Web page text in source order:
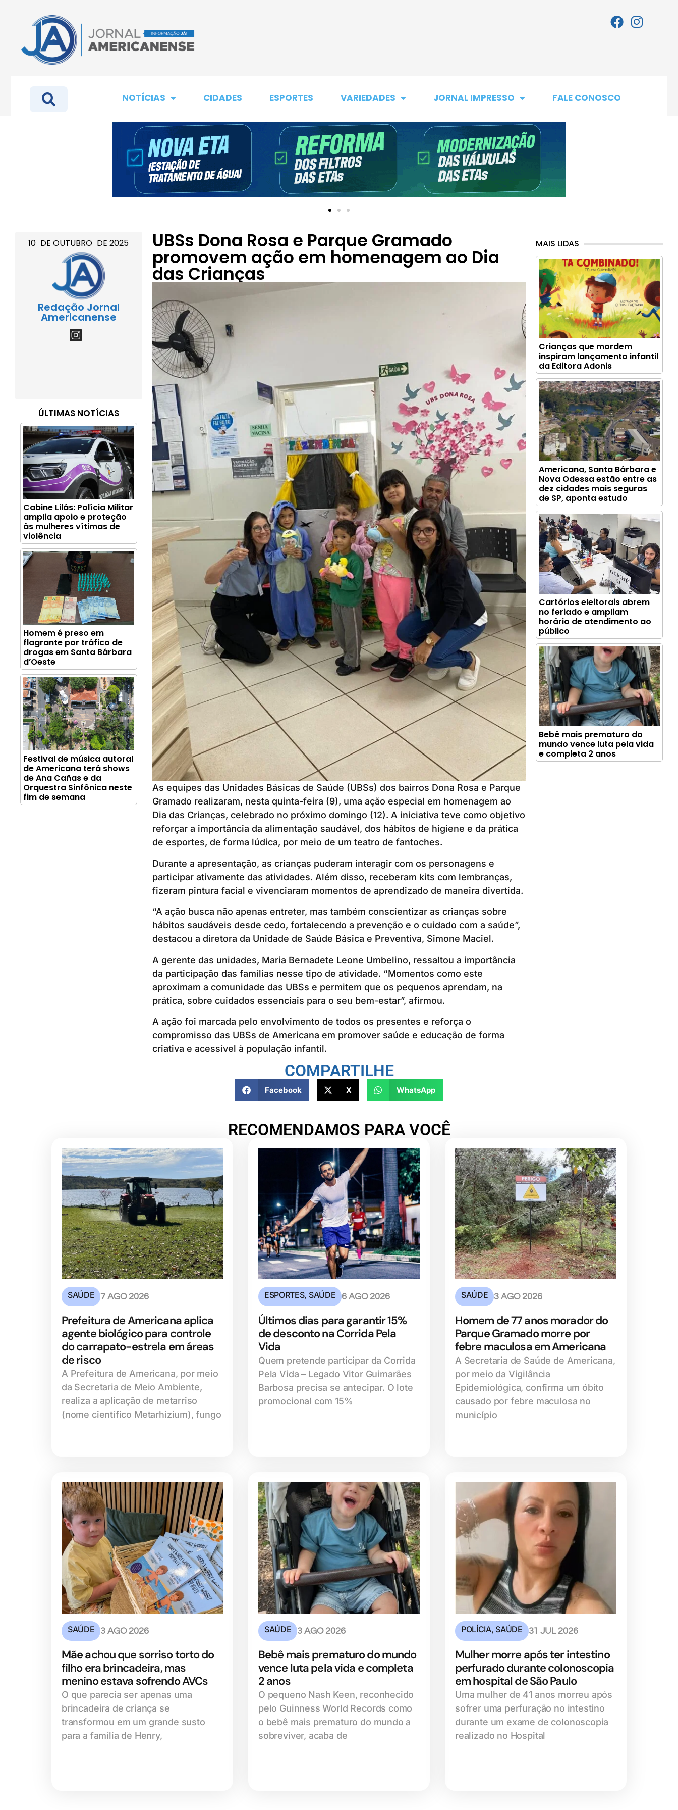
NOTÍCIAS CIDADES ESPORTES VARIEDADES JORNAL IMPRESSO FALE CONOSCO
10 DEOUTUBRO DE2025
Redação Jornal
Americanense
ÚLTIMAS NOTÍCIAS
Cabine Lilás: Polícia Militar
amplia apoio e proteção
às mulheres vítimas de
violência
Homem é preso em
flagrante por tráfico de
drogas em Santa Bárbara
d’Oeste
Festival de música autoral
de Americana terá shows
de Ana Cañas e da
Orquestra Sinfônica neste
fim de semana
UBSs Dona Rosa e Parque Gramado
promovem ação em homenagem ao Dia
das Crianças
As equipes das Unidades Básicas de Saúde (UBSs) dos bairros Dona Rosa e Parque
Gramado realizaram, nesta quinta-feira (9), uma ação especial em homenagem ao
Dia das Crianças, celebrado no próximo domingo (12). A iniciativa teve como objetivo
reforçar a importância da alimentação saudável, dos hábitos de higiene e da prática
de esportes, de forma lúdica, por meio de um teatro de fantoches.
Durante a apresentação, as crianças puderam interagir com os personagens e
participar ativamente das atividades. Além disso, receberam kits com lembranças,
fizeram pintura facial e vivenciaram momentos de aprendizado de maneira divertida.
“A ação busca não apenas entreter, mas também conscientizar as crianças sobre
hábitos saudáveis desde cedo, fortalecendo a prevenção e o cuidado com a saúde”,
destacou a diretora da Unidade de Saúde Básica e Preventiva, Simone Maciel.
A gerente das unidades, Maria Bernadete Leone Umbelino, ressaltou a importância
da participação das famílias nesse tipo de atividade. “Momentos como este
aproximam a comunidade das UBSs e permitem que os pequenos aprendam, na
prática, sobre cuidados essenciais para o seu bem-estar”, afirmou.
A ação foi marcada pelo envolvimento de todos os presentes e reforça o
compromisso das UBSs de Americana em promover saúde e educação de forma
criativa e acessível à população infantil.
COMPARTILHE
Facebook X WhatsApp
MAIS LIDAS
Crianças que mordem
inspiram lançamento infantil
da Editora Adonis
Americana, Santa Bárbara e
Nova Odessa estão entre as
dez cidades mais seguras
de SP, aponta estudo
Cartórios eleitorais abrem
no feriado e ampliam
horário de atendimento ao
público
Bebê mais prematuro do
mundo vence luta pela vida
e completa 2 anos
RECOMENDAMOS PARA VOCÊ
SAÚDE 7 AGO 2026
Prefeitura de Americana aplica
agente biológico para controle
do carrapato-estrela em áreas
de risco
A Prefeitura de Americana, por meio
da Secretaria de Meio Ambiente,
realiza a aplicação de metarriso
(nome científico Metarhizium), fungo
ESPORTES, SAÚDE 6 AGO 2026
Últimos dias para garantir 15%
de desconto na Corrida Pela
Vida
Quem pretende participar da Corrida
Pela Vida – Legado Vitor Guimarães
Barbosa precisa se antecipar. O lote
promocional com 15%
SAÚDE 3 AGO 2026
Homem de 77 anos morador do
Parque Gramado morre por
febre maculosa em Americana
A Secretaria de Saúde de Americana,
por meio da Vigilância
Epidemiológica, confirma um óbito
causado por febre maculosa no
município
SAÚDE 3 AGO 2026
Mãe achou que sorriso torto do
filho era brincadeira, mas
menino estava sofrendo AVCs
O que parecia ser apenas uma
brincadeira de criança se
transformou em um grande susto
para a família de Henry,
SAÚDE 3 AGO 2026
Bebê mais prematuro do mundo
vence luta pela vida e completa
2 anos
O pequeno Nash Keen, reconhecido
pelo Guinness World Records como
o bebê mais prematuro do mundo a
sobreviver, acaba de
POLÍCIA, SAÚDE 31 JUL 2026
Mulher morre após ter intestino
perfurado durante colonoscopia
em hospital de São Paulo
Uma mulher de 41 anos morreu após
sofrer uma perfuração no intestino
durante um exame de colonoscopia
realizado no Hospital